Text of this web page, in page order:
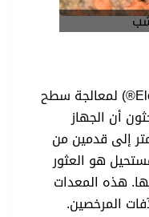
يتوفر جهاز كهربائي (Electrogun®) لمعالجة سطح
أن الجهاز
إلى قدمين من
هو العثور
هذه المعدات
المرخصين.